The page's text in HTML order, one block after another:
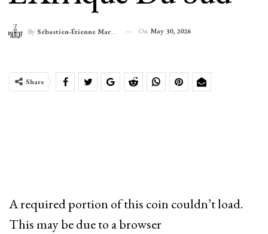
By Sébastien-Étienne Marechal On May 30, 2026
Share
A required portion of this coin couldn’t load.
This may be due to a browser